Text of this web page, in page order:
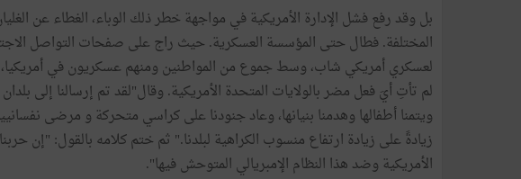
بل وقد رفع فشل الإدارة الأمريكية في مواجهة خطر ذلك الوباء، الغطاء عن
المختلفة. فطال حتى المؤسسة العسكرية. حيث راج على صفحات التواصل
لعسكري أمريكي شاب، وسط جموع من المواطنين ومنهم عسكريون في أمريكيا،
لم تأتِ أيَ فعل مضر بالولايات المتحدة الأمريكية. وقال"لقد تم إرسالنا إلى بلدان
ويتمنا أطفالها وهدمنا بنيانها، وعاد جنودنا على كراسي متحركة و مرضى
زيادةً على زيادة ارتفاع منسوب الكراهية لبلدنا." ثم ختم كلامه بالقول: "إن
الأمريكية وضد هذا النظام الإمبريالي المتوحش فيها".